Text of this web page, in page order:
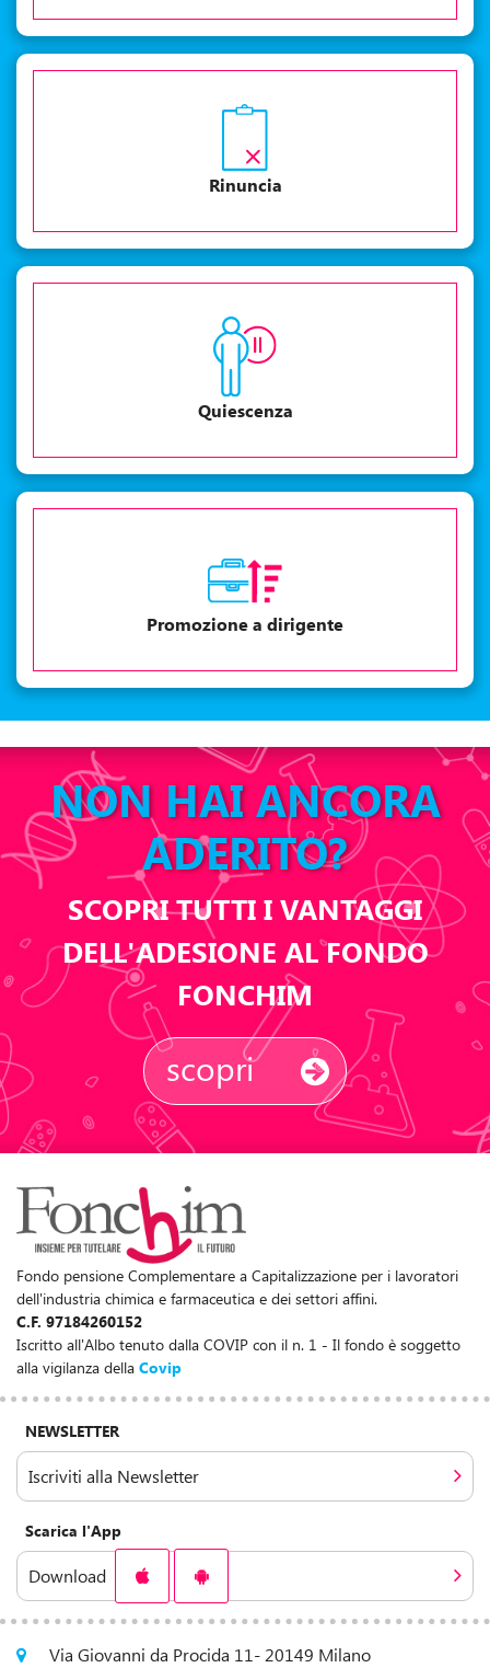
Rinuncia
Quiescenza
Promozione a dirigente
NON HAI ANCORA
ADERITO?
SCOPRI TUTTI I VANTAGGI
DELL'ADESIONE AL FONDO
FONCHIM
scopri
Fondo pensione Complementare a Capitalizzazione per i lavoratori
dell'industria chimica e farmaceutica e dei settori affini.
C.F. 97184260152
Iscritto all'Albo tenuto dalla COVIP con il n. 1 - Il fondo è soggetto
alla vigilanza della Covip
NEWSLETTER
Iscriviti alla Newsletter
Scarica l'App
Download
Via Giovanni da Procida 11- 20149 Milano